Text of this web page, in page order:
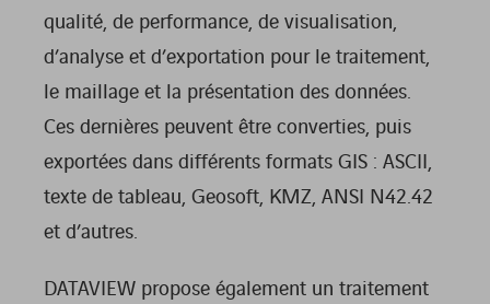
qualité, de performance, de visualisation,
d’analyse et d’exportation pour le traitement,
le maillage et la présentation des données.
Ces dernières peuvent être converties, puis
exportées dans différents formats GIS : ASCII,
texte de tableau, Geosoft, KMZ, ANSI N42.42
et d’autres.
DATAVIEW propose également un traitement